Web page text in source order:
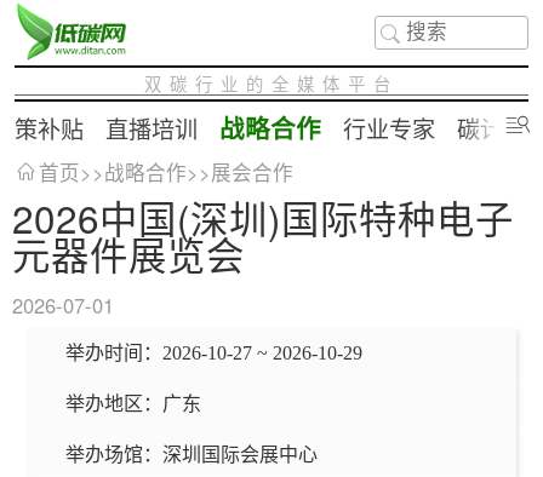
双碳行业的全媒体平台
策补贴 直播培训 战略合作 行业专家 碳计算
首页>>战略合作>>展会合作
2026中国(深圳)国际特种电子
元器件展览会
2026-07-01
举办时间： 2026-10-27 ~ 2026-10-29
举办地区： 广东
举办场馆： 深圳国际会展中心